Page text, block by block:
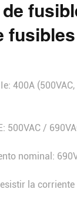
fusibles
400A
500VAC /
nominal:
la corriente